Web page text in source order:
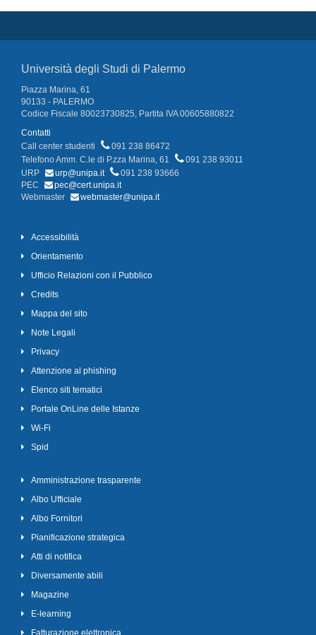
Università degli Studi di Palermo
Piazza Marina, 61
90133 - PALERMO
Codice Fiscale 80023730825, Partita IVA 00605880822
Contatti
Call center studenti
091 238 86472
Telefono Amm. C.le di P.zza Marina, 61
091 238 93011
URP
urp@unipa.it
091 238 93666
PEC
pec@cert.unipa.it
Webmaster
webmaster@unipa.it
Accessibilità
Orientamento
Ufficio Relazioni con il Pubblico
Credits
Mappa del sito
Note Legali
Privacy
Attenzione al phishing
Elenco siti tematici
Portale OnLine delle Istanze
Wi-Fi
Spid
Amministrazione trasparente
Albo Ufficiale
Albo Fornitori
Pianificazione strategica
Atti di notifica
Diversamente abili
Magazine
E-learning